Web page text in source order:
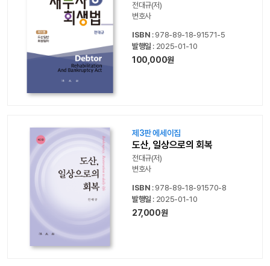
전대규(저)
변호사
ISBN : 978-89-18-91571-5
발행일 : 2025-01-10
100,000원
제3판 에세이집
도산, 일상으로의 회복
전대규(저)
변호사
ISBN : 978-89-18-91570-8
발행일 : 2025-01-10
27,000원